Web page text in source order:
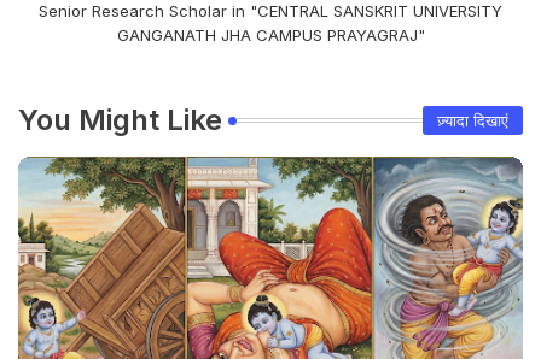
Senior Research Scholar in "CENTRAL SANSKRIT UNIVERSITY
GANGANATH JHA CAMPUS PRAYAGRAJ"
You Might Like ज़्यादा दिखाएं